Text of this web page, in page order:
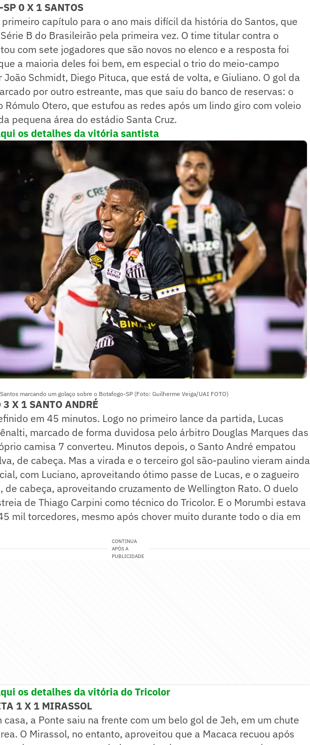
SP 0 X 1 SANTOS
capítulo para o ano mais difícil da história do Santos, que
B do Brasileirão pela primeira vez. O time titular contra o
com sete jogadores que são novos no elenco e a resposta foi
a maioria deles foi bem, em especial o trio do meio-campo
Schmidt, Diego Pituca, que está de volta, e Giuliano. O gol da
por outro estreante, mas que saiu do banco de reservas: o
Rómulo Otero, que estufou as redes após um lindo giro com voleio
pequena área do estádio Santa Cruz.
os detalhes da vitória santista
marcando um golaço sobre o Botafogo-SP (Foto: Guilherme Veiga/UAI FOTO)
3 X 1 SANTO ANDRÉ
em 45 minutos. Logo no primeiro lance da partida, Lucas
marcado de forma duvidosa pelo árbitro Douglas Marques das
camisa 7 converteu. Minutos depois, o Santo André empatou
de cabeça. Mas a virada e o terceiro gol são-paulino vieram ainda
com Luciano, aproveitando ótimo passe de Lucas, e o zagueiro
de cabeça, aproveitando cruzamento de Wellington Rato. O duelo
de Thiago Carpini como técnico do Tricolor. E o Morumbi estava
mil torcedores, mesmo após chover muito durante todo o dia em
CONTINUA
APÓS A
PUBLICIDADE
os detalhes da vitória do Tricolor
1 X 1 MIRASSOL
casa, a Ponte saiu na frente com um belo gol de Jeh, em um chute
O Mirassol, no entanto, aproveitou que a Macaca recuou após